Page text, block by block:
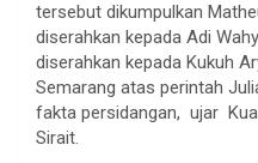
tersebut dikumpulkan
diserahkan kepada Adi
diserahkan kepada Kukuh
Semarang atas perintah
fakta persidangan, ujar
Sirait.